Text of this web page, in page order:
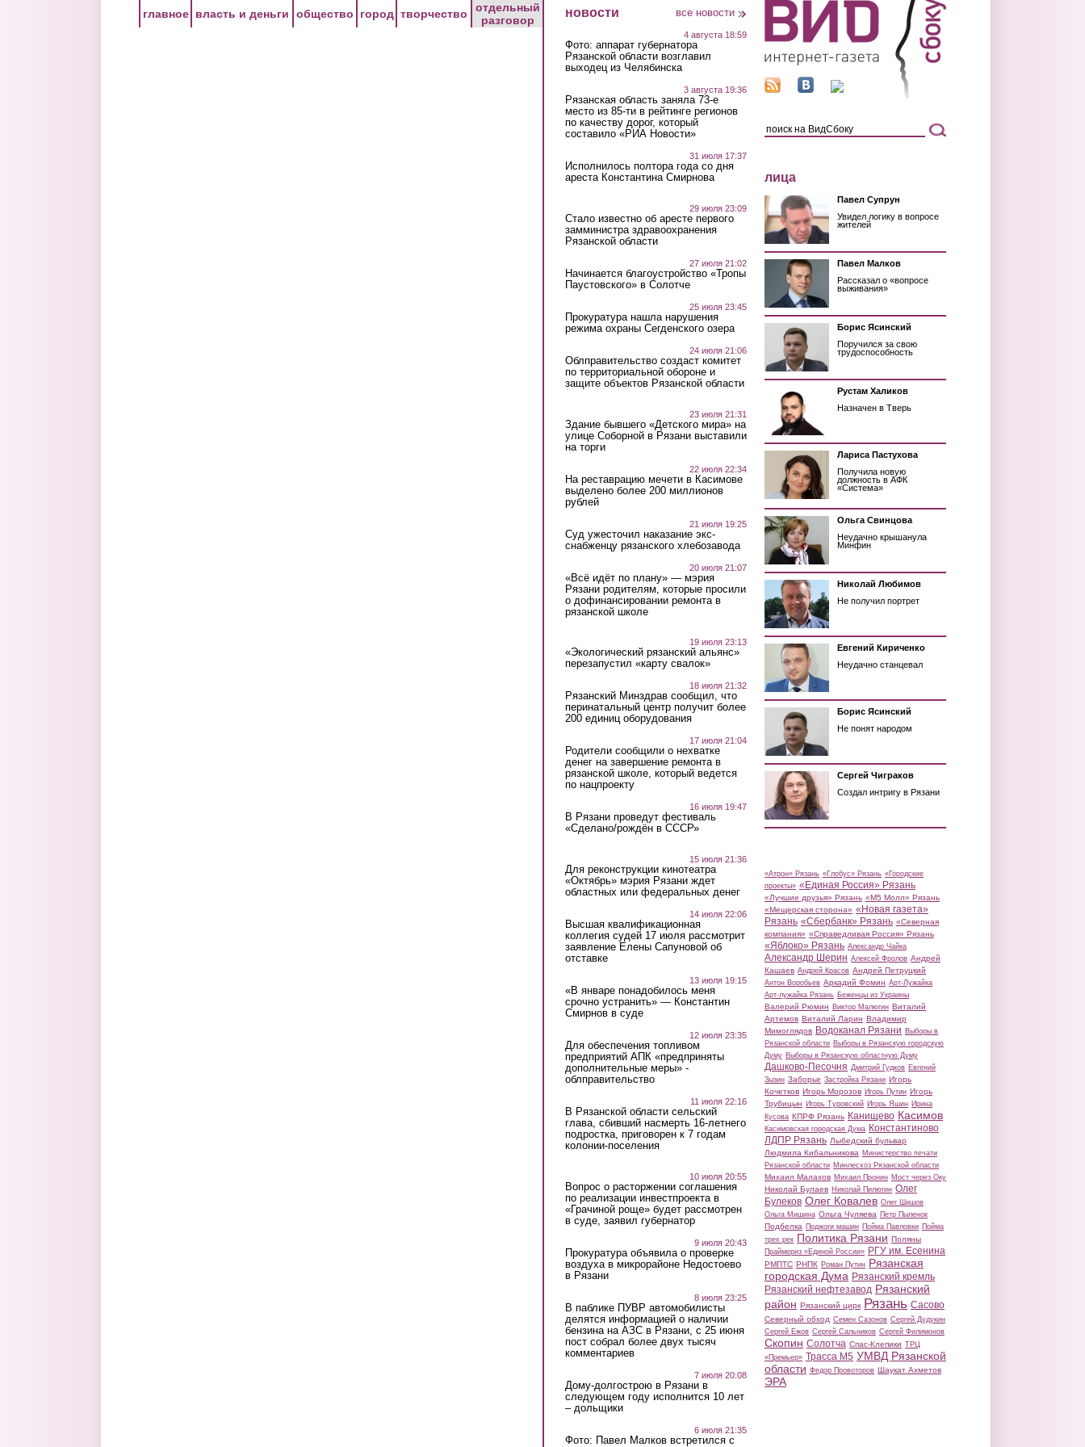
главное власть и деньги общество город творчество
отдельный
разговор
новости все новости
4 августа 18:59
Фото: аппарат губернатора
Рязанской области возглавил
выходец из Челябинска
3 августа 19:36
Рязанская область заняла 73-е
место из 85-ти в рейтинге регионов
по качеству дорог, который
составило «РИА Новости»
31 июля 17:37
Исполнилось полтора года со дня
ареста Константина Смирнова
29 июля 23:09
Стало известно об аресте первого
замминистра здравоохранения
Рязанской области
27 июля 21:02
Начинается благоустройство «Тропы
Паустовского» в Солотче
25 июля 23:45
Прокуратура нашла нарушения
режима охраны Сегденского озера
24 июля 21:06
Облправительство создаст комитет
по территориальной обороне и
защите объектов Рязанской области
23 июля 21:31
Здание бывшего «Детского мира» на
улице Соборной в Рязани выставили
на торги
22 июля 22:34
На реставрацию мечети в Касимове
выделено более 200 миллионов
рублей
21 июля 19:25
Суд ужесточил наказание экс-
снабженцу рязанского хлебозавода
20 июля 21:07
«Всё идёт по плану» — мэрия
Рязани родителям, которые просили
о дофинансировании ремонта в
рязанской школе
19 июля 23:13
«Экологический рязанский альянс»
перезапустил «карту свалок»
18 июля 21:32
Рязанский Минздрав сообщил, что
перинатальный центр получит более
200 единиц оборудования
17 июля 21:04
Родители сообщили о нехватке
денег на завершение ремонта в
рязанской школе, который ведется
по нацпроекту
16 июля 19:47
В Рязани проведут фестиваль
«Сделано/рождён в СССР»
15 июля 21:36
Для реконструкции кинотеатра
«Октябрь» мэрия Рязани ждет
областных или федеральных денег
14 июля 22:06
Высшая квалификационная
коллегия судей 17 июля рассмотрит
заявление Елены Сапуновой об
отставке
13 июля 19:15
«В январе понадобилось меня
срочно устранить» — Константин
Смирнов в суде
12 июля 23:35
Для обеспечения топливом
предприятий АПК «предприняты
дополнительные меры» -
облправительство
11 июля 22:16
В Рязанской области сельский
глава, сбивший насмерть 16-летнего
подростка, приговорен к 7 годам
колонии-поселения
10 июля 20:55
Вопрос о расторжении соглашения
по реализации инвестпроекта в
«Грачиной роще» будет рассмотрен
в суде, заявил губернатор
9 июля 20:43
Прокуратура объявила о проверке
воздуха в микрорайоне Недостоево
в Рязани
8 июля 23:25
В паблике ПУВР автомобилисты
делятся информацией о наличии
бензина на АЗС в Рязани, с 25 июня
пост собрал более двух тысяч
комментариев
7 июля 20:08
Дому-долгострою в Рязани в
следующем году исполнится 10 лет
– дольщики
6 июля 21:35
Фото: Павел Малков встретился с
лица
Павел Супрун
Увидел логику в вопросе
жителей
Павел Малков
Рассказал о «вопросе
выживания»
Борис Ясинский
Поручился за свою
трудоспособность
Рустам Халиков
Назначен в Тверь
Лариса Пастухова
Получила новую
должность в АФК
«Система»
Ольга Свинцова
Неудачно крышанула
Минфин
Николай Любимов
Не получил портрет
Евгений Кириченко
Неудачно станцевал
Борис Ясинский
Не понят народом
Сергей Чиграков
Создал интригу в Рязани
«Атрон» Рязань «Глобус» Рязань «Городские
проекты» «Единая Россия» Рязань
«Лучшие друзья» Рязань «М5 Молл» Рязань
«Мещерская сторона» «Новая газета»
Рязань «Сбербанк» Рязань «Северная
компания» «Справедливая Россия» Рязань
«Яблоко» Рязань Александр Чайка
Александр Шерин Алексей Фролов Андрей
Кашаев Андрей Красов Андрей Петруцкий
Антон Воробьев Аркадий Фомин Арт-Лужайка
Арт-лужайка Рязань Беженцы из Украины
Валерий Рюмин Виктор Малюгин Виталий
Артемов Виталий Ларин Владимир
Мимоглядов Водоканал Рязани Выборы в
Рязанской области Выборы в Рязанскую городскую
Думу Выборы в Рязанскую областную Думу
Дашково-Песочня Дмитрий Гудков Евгений
Зызин Заборье Застройка Рязани Игорь
Кочетков Игорь Морозов Игорь Путин Игорь
Трубицын Игорь Туровский Игорь Яшин Ирина
Кусова КПРФ Рязань Канищево Касимов
Касимовская городская Дума Константиново
ЛДПР Рязань Лыбедский бульвар
Людмила Кибальникова Министерство печати
Рязанской области Минлесхоз Рязанской области
Михаил Малахов Михаил Пронин Мост через Оку
Николай Булаев Николай Пилюгин Олег
Булеков Олег Ковалев Олег Шишов
Ольга Мишина Ольга Чуляева Петр Пыленок
Подбелка Поджоги машин Пойма Павловки Пойма
трех рек Политика Рязани Поляны
Праймериз «Единой России» РГУ им. Есенина
РМПТС РНПК Роман Путин Рязанская
городская Дума Рязанский кремль
Рязанский нефтезавод Рязанский
район Рязанский цирк Рязань Сасово
Северный обход Семен Сазонов Сергей Дудукин
Сергей Ежов Сергей Сальников Сергей Филимонов
Скопин Солотча Спас-Клепики ТРЦ
«Премьер» Трасса М5 УМВД Рязанской
области Федор Провоторов Шаукат Ахметов
ЭРА